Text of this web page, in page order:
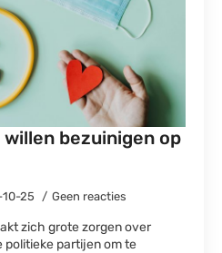
bezuinigen op
25 Geen reacties
zich grote zorgen over
politieke partijen om te